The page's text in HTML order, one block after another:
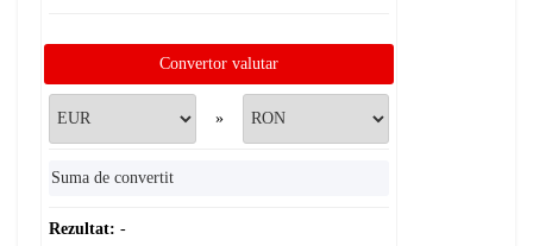
Convertor valutar
»
Rezultat: -